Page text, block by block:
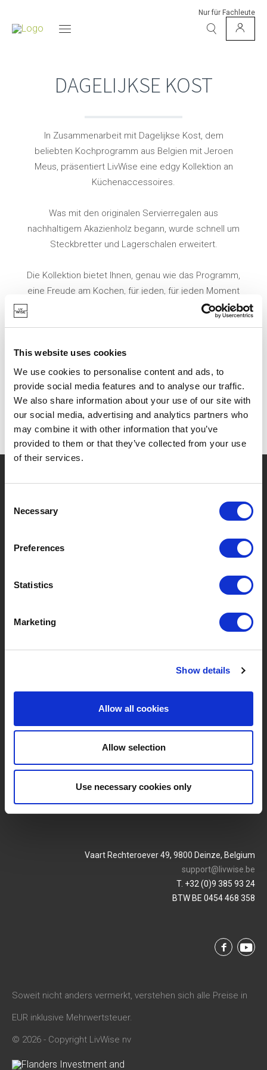
This website uses cookies
We use cookies to personalise content and ads, to
provide social media features and to analyse our traffic.
We also share information about your use of our site with
our social media, advertising and analytics partners who
may combine it with other information that you’ve
provided to them or that they’ve collected from your use
of their services.
Selection
Necessary
Preferences
Statistics
Marketing
Show details
Allow all cookies
Allow selection
Use necessary cookies only
Nur für Fachleute
DAGELIJKSE KOST
In Zusammenarbeit mit Dagelijkse Kost, dem
beliebten Kochprogramm aus Belgien mit Jeroen
Meus, präsentiert LivWise eine edgy Kollektion an
Küchenaccessoires.
Was mit den originalen Servierregalen aus
nachhaltigem Akazienholz begann, wurde schnell um
Steckbretter und Lagerschalen erweitert.
Die Kollektion bietet Ihnen, genau wie das Programm,
eine Freude am Kochen, für jeden, für jeden Moment
DAGELIJKSE KOST
Neue Produkte
Allgemeine
Datenschutzrichtlinie
Login
Vaart Rechteroever 49, 9800 Deinze, Belgium
support@livwise.be
T. +32 (0)9 385 93 24
BTW BE 0454 468 358
Soweit nicht anders vermerkt, verstehen sich alle Preise in
EUR inklusive Mehrwertsteuer.
© 2026 - Copyright LivWise nv